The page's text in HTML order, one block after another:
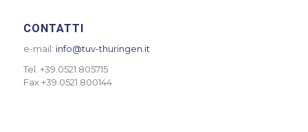
CONTATTI
e-mail: info@tuv-thuringen.it
Tel. +39.0521.805715
Fax +39.0521.800144